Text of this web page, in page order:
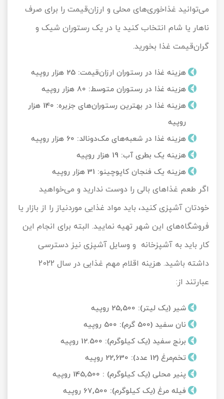
می‌توانید غذاخوری‌های محلی و ارزان‌قیمت را برای صرف
ناهار یا شام انتخاب کنید یا در یک رستوران شیک و
گران‌قیمت غذا بخورید.
هزینه غذا در رستوران ارزان‌قیمت: 25 هزار روپیه
هزینه غذا در رستوران متوسط: 80 هزار روپیه
هزینه غذا در بهترین رستوران‌های جزیره: 140 هزار
روپیه
هزینه غذا در شعبه‌های مک‌دونالد: 60 هزار روپیه
هزینه یک بطری آب: 19 هزار روپیه
هزینه یک فنجان کاپوچینو: 31 هزار روپیه
اگر طعم غذاهای بالی را دوست ندارید و می‌خواهید
خودتان آشپزی کنید، باید مواد غذایی موردنیاز را از بازار یا
فروشگاه‌های این شهر تهیه نمایید. البته برای انجام این
کار باید به آشپزخانه و وسایل آشپزی نیز دسترسی
داشته باشید. هزینه اقلام مهم غذایی در سال 2022
عبارتند از:
شیر (یک لیتر): 25,500 روپیه
نان سفید (500 گرم): 500 روپیه
برنج سفید (یک کیلوگرم): 12.500 روپیه
تخم‌مرغ (12 عدد): 22,630 روپیه
پنیر محلی (یک کیلوگرم) : 145,500 روپیه
فیله مرغ (یک کیلوگرم): 67,500 روپیه